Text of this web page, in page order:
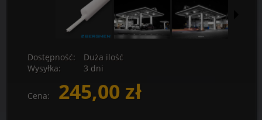
Dostępność:
Duża ilość
Wysyłka:
3 dni
Cena: 245,00 zł